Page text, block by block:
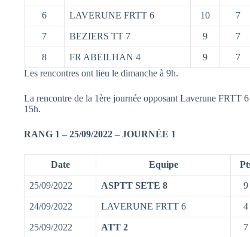
6 LAVERUNE FRTT 6 10 7
7 BEZIERS TT 7 9 7
8 FR ABEILHAN 4 9 7
Les rencontres ont lieu le dimanche à 9h.
La rencontre de la 1ère journée opposant Laverune FRTT
15h.
RANG 1 – 25/09/2022 – JOURNÉE 1
Date Equipe
25/09/2022 ASPTT SETE 8 9
24/09/2022 LAVERUNE FRTT 6 4
25/09/2022 ATT 2 7